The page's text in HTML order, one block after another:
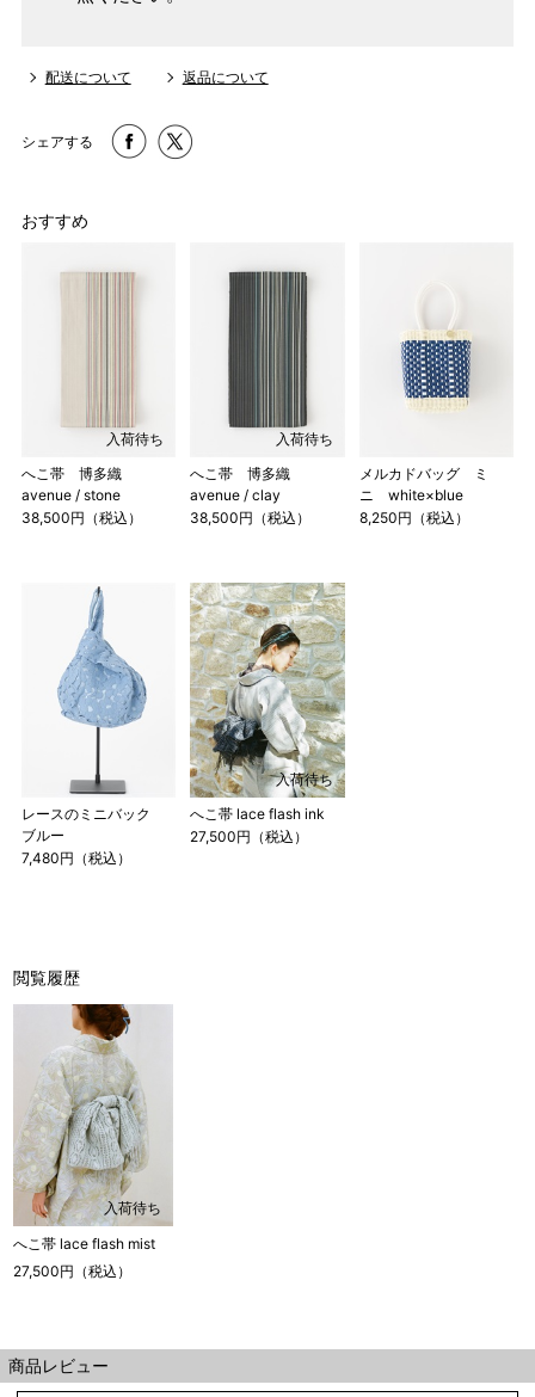
配送について 返品について
シェアする
おすすめ
入荷待ち
へこ帯 博多織
avenue / stone
38,500円（税込）
入荷待ち
へこ帯 博多織
avenue / clay
38,500円（税込）
メルカドバッグ ミ
ニ white×blue
8,250円（税込）
レースのミニバック
ブルー
7,480円（税込）
入荷待ち
へこ帯 lace flash ink
27,500円（税込）
閲覧履歴
入荷待ち
へこ帯 lace flash mist
27,500円（税込）
商品レビュー